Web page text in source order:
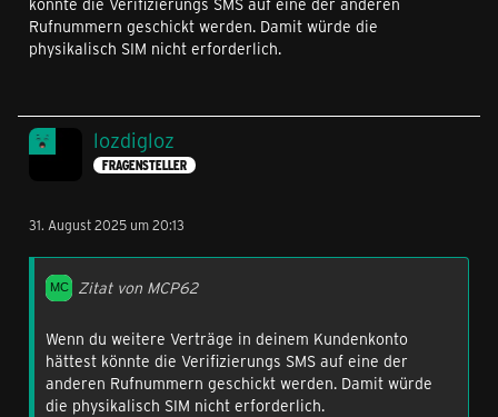
Rufnummern geschickt werden. Damit würde die
physikalisch SIM nicht erforderlich.
lozdigloz
FRAGENSTELLER
31. August 2025 um 20:13
Zitat von MCP62
Wenn du weitere Verträge in deinem Kundenkonto
hättest könnte die Verifizierungs SMS auf eine der
anderen Rufnummern geschickt werden. Damit würde
die physikalisch SIM nicht erforderlich.